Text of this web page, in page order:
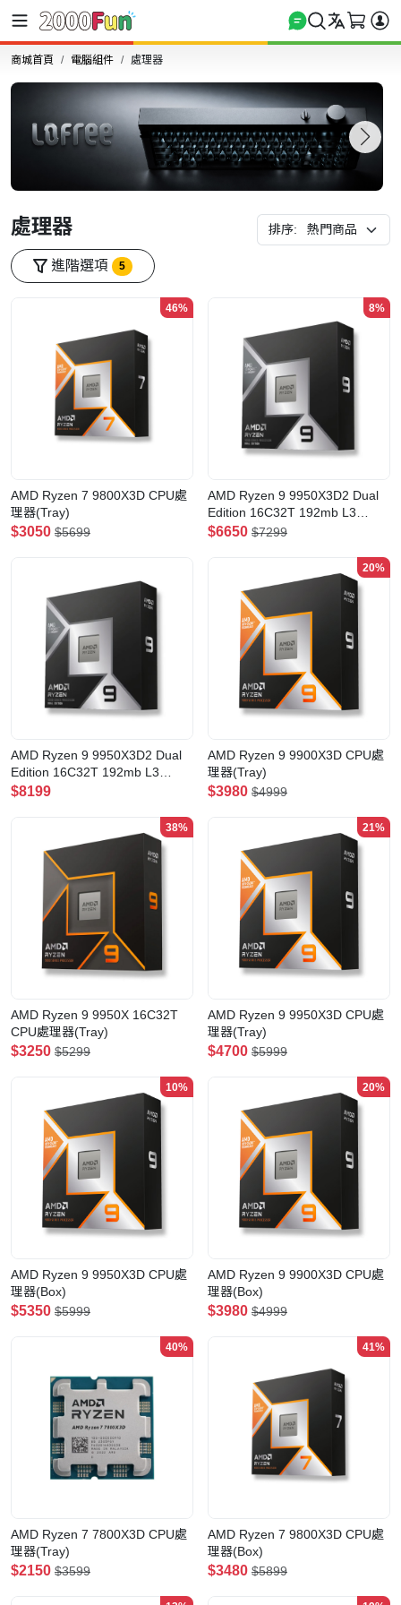
商城首頁 電腦組件 處理器
處理器 排序:
進階選項 5
46%
AMD Ryzen 7 9800X3D CPU處
理器(Tray)
$3050 $5699
8%
AMD Ryzen 9 9950X3D2 Dual
Edition 16C32T 192mb L3
Cache CPU處理器(Tray)
$6650 $7299
AMD Ryzen 9 9950X3D2 Dual
Edition 16C32T 192mb L3
Cache CPU處理器(Box)
$8199
20%
AMD Ryzen 9 9900X3D CPU處
理器(Tray)
$3980 $4999
38%
AMD Ryzen 9 9950X 16C32T
CPU處理器(Tray)
$3250 $5299
21%
AMD Ryzen 9 9950X3D CPU處
理器(Tray)
$4700 $5999
10%
AMD Ryzen 9 9950X3D CPU處
理器(Box)
$5350 $5999
20%
AMD Ryzen 9 9900X3D CPU處
理器(Box)
$3980 $4999
40%
AMD Ryzen 7 7800X3D CPU處
理器(Tray)
$2150 $3599
41%
AMD Ryzen 7 9800X3D CPU處
理器(Box)
$3480 $5899